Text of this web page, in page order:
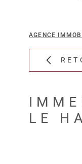
AGENCE
LE